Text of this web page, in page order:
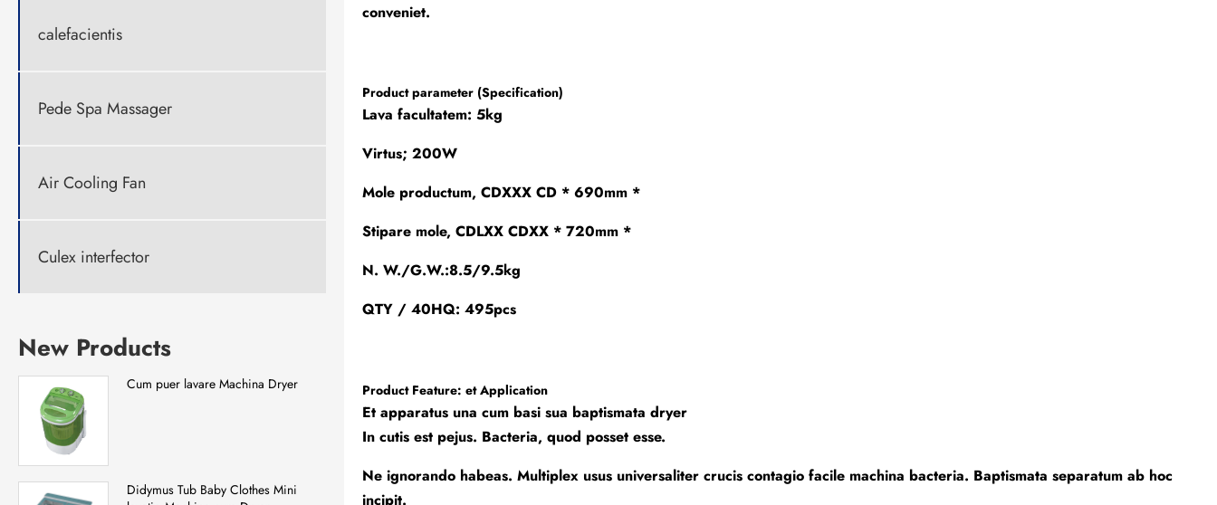
calefacientis
Pede Spa Massager
Air Cooling Fan
Culex interfector
New Products
Cum puer lavare Machina Dryer
Didymus Tub Baby Clothes Mini
conveniet.
Product parameter (Specification)
Lava facultatem: 5kg
Virtus; 200W
Mole productum, CDXXX CD * 690mm *
Stipare mole, CDLXX CDXX * 720mm *
N. W./G.W.:8.5/9.5kg
QTY / 40HQ: 495pcs
Product Feature: et Application
Et apparatus una cum basi sua baptismata dryer
In cutis est pejus. Bacteria, quod posset esse.
Ne ignorando habeas. Multiplex usus universaliter crucis contagio facile machina bacteria. Baptismata separatum ab hoc
incipit.